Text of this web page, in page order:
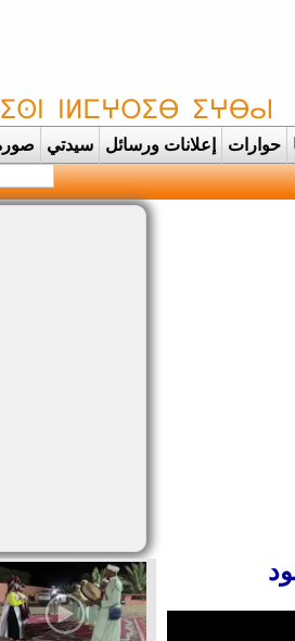
حوارات إعلانات ورسائل سيدتي صورة